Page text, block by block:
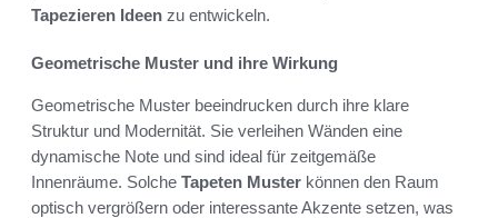
Tapezieren Ideen zu entwickeln.
Geometrische Muster und ihre Wirkung
Geometrische Muster beeindrucken durch ihre klare
Struktur und Modernität. Sie verleihen Wänden eine
dynamische Note und sind ideal für zeitgemäße
Innenräume. Solche Tapeten Muster können den Raum
optisch vergrößern oder interessante Akzente setzen, was